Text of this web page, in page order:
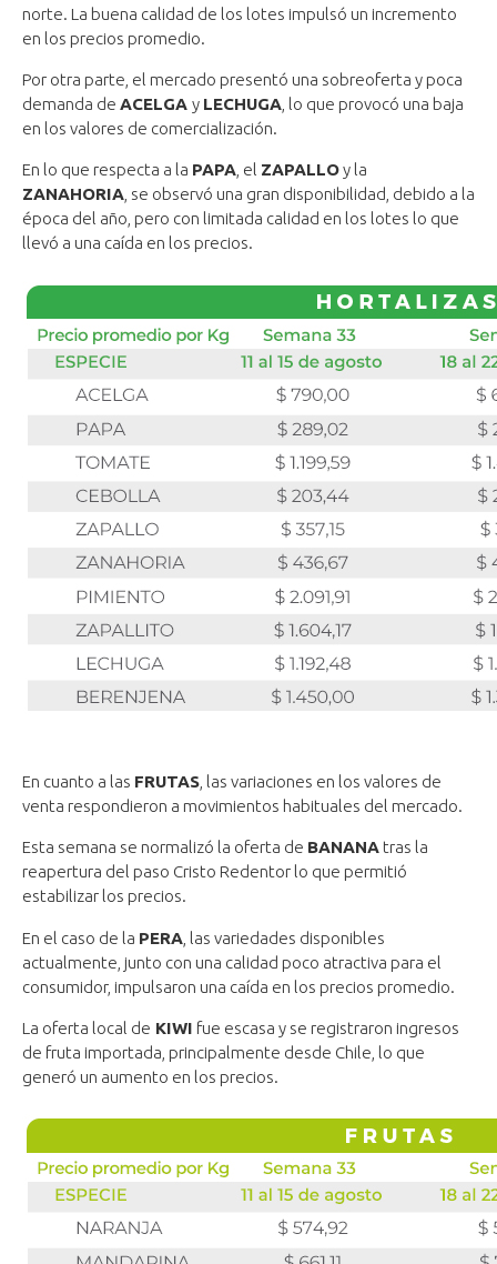
norte. La buena calidad de los lotes impulsó un incremento
en los precios promedio.
Por otra parte, el mercado presentó una sobreoferta y poca
demanda de ACELGA y LECHUGA , lo que provocó una baja
en los valores de comercialización.
En lo que respecta a la PAPA , el ZAPALLOy la
ZANAHORIA , se observó una gran disponibilidad, debido a la
época del año, pero con limitada calidad en los lotes lo que
llevó a una caída en los precios.
En cuanto a las FRUTAS , las variaciones en los valores de
venta respondieron a movimientos habituales del mercado.
Esta semana se normalizó la oferta de BANANA tras la
reapertura del paso Cristo Redentor lo que permitió
estabilizar los precios.
En el caso de la PERA , las variedades disponibles
actualmente, junto con una calidad poco atractiva para el
consumidor, impulsaron una caída en los precios promedio.
La oferta local de KIWI fue escasa y se registraron ingresos
de fruta importada, principalmente desde Chile, lo que
generó un aumento en los precios.